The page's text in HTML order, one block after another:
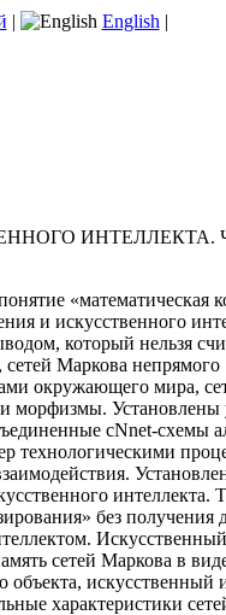
| English |
ИНТЕЛЛЕКТА.
«математическая
и искусственного
который нельзя
Маркова непрямого
окружающего мира,
морфизмы. Установлены
сNnet-схемы
технологическими
интеллекта.
без получения
сетей Маркова в
объекта, искусственный
характеристики